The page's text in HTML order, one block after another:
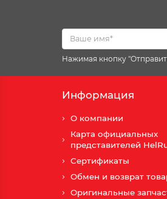
Нажимая кнопку
Информация
О компании
Карта официальных
представителей
Сертификаты
Обмен и возврат
Оригинальные